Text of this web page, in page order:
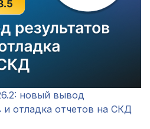
новый вывод
и отладка отчетов на СКД